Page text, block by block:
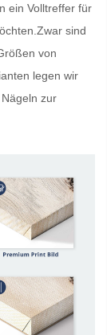
ein Volltreffer für
sind
von
legen wir
zur